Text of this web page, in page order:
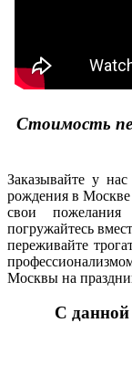
Стоимость
Заказывайте у
рождения в
свои
погружайтесь
переживайте
Москвы на
С данной